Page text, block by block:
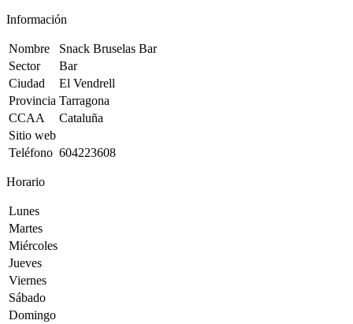
Información
Nombre
Snack Bruselas Bar
Sector
Bar
Ciudad
El Vendrell
Provincia Tarragona
CCAA
Cataluña
Sitio web
Teléfono 604223608
Horario
Lunes
Martes
Miércoles
Jueves
Viernes
Sábado
Domingo